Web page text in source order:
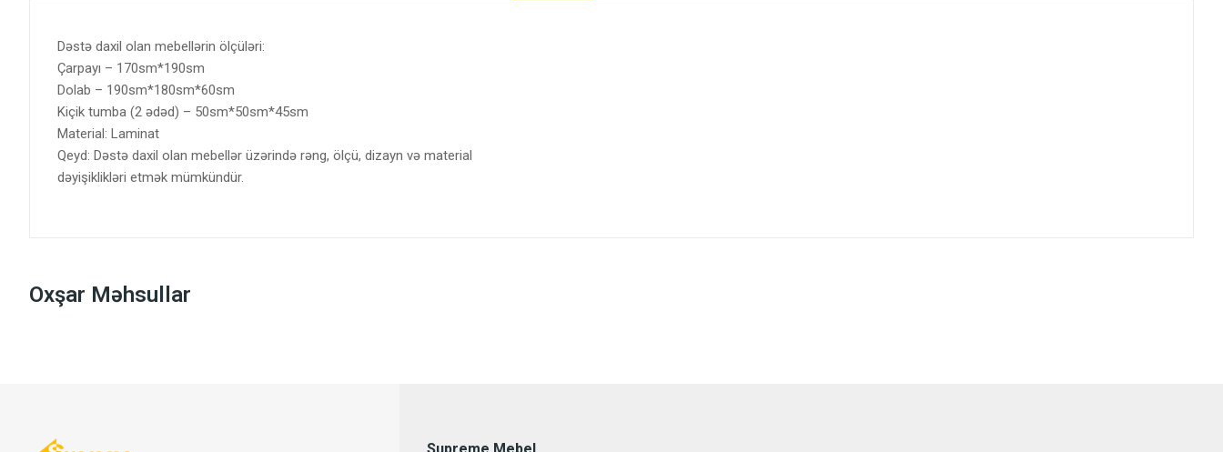
Dəstə daxil olan mebellərin ölçüləri:
Çarpayı – 170sm*190sm
Dolab – 190sm*180sm*60sm
Kiçik tumba (2 ədəd) – 50sm*50sm*45sm
Material: Laminat
Qeyd: Dəstə daxil olan mebellər üzərində rəng, ölçü, dizayn və material
dəyişiklikləri etmək mümkündür.
Oxşar Məhsullar